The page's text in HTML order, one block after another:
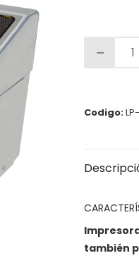
Codigo:
también